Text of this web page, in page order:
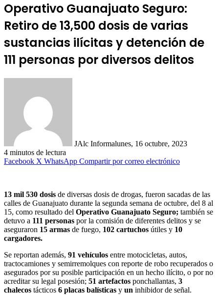
Operativo Guanajuato Seguro:
Retiro de 13,500 dosis de varias
sustancias ilícitas y detención de
111 personas por diversos delitos
JAlc Informalunes, 16 octubre, 2023
4 minutos de lectura
Facebook X WhatsApp Compartir por correo electrónico
13 mil 530 dosis de diversas dosis de drogas, fueron sacadas de las
calles de Guanajuato durante la segunda semana de octubre, del 8 al
15, como resultado del Operativo Guanajuato Seguro; también se
detuvo a 111 personas por la comisión de diferentes delitos y se
aseguraron 15 armas de fuego, 102 cartuchos útiles y 10
cargadores.
Se reportan además, 91 vehículos entre motocicletas, autos,
tractocamiones y semirremolques con reporte de robo recuperados o
asegurados por su posible participación en un hecho ilícito, o por no
acreditar su legal posesión; 51 artefactos ponchallantas, 3
chalecos tácticos 6 placas balísticas y un inhibidor de señal.